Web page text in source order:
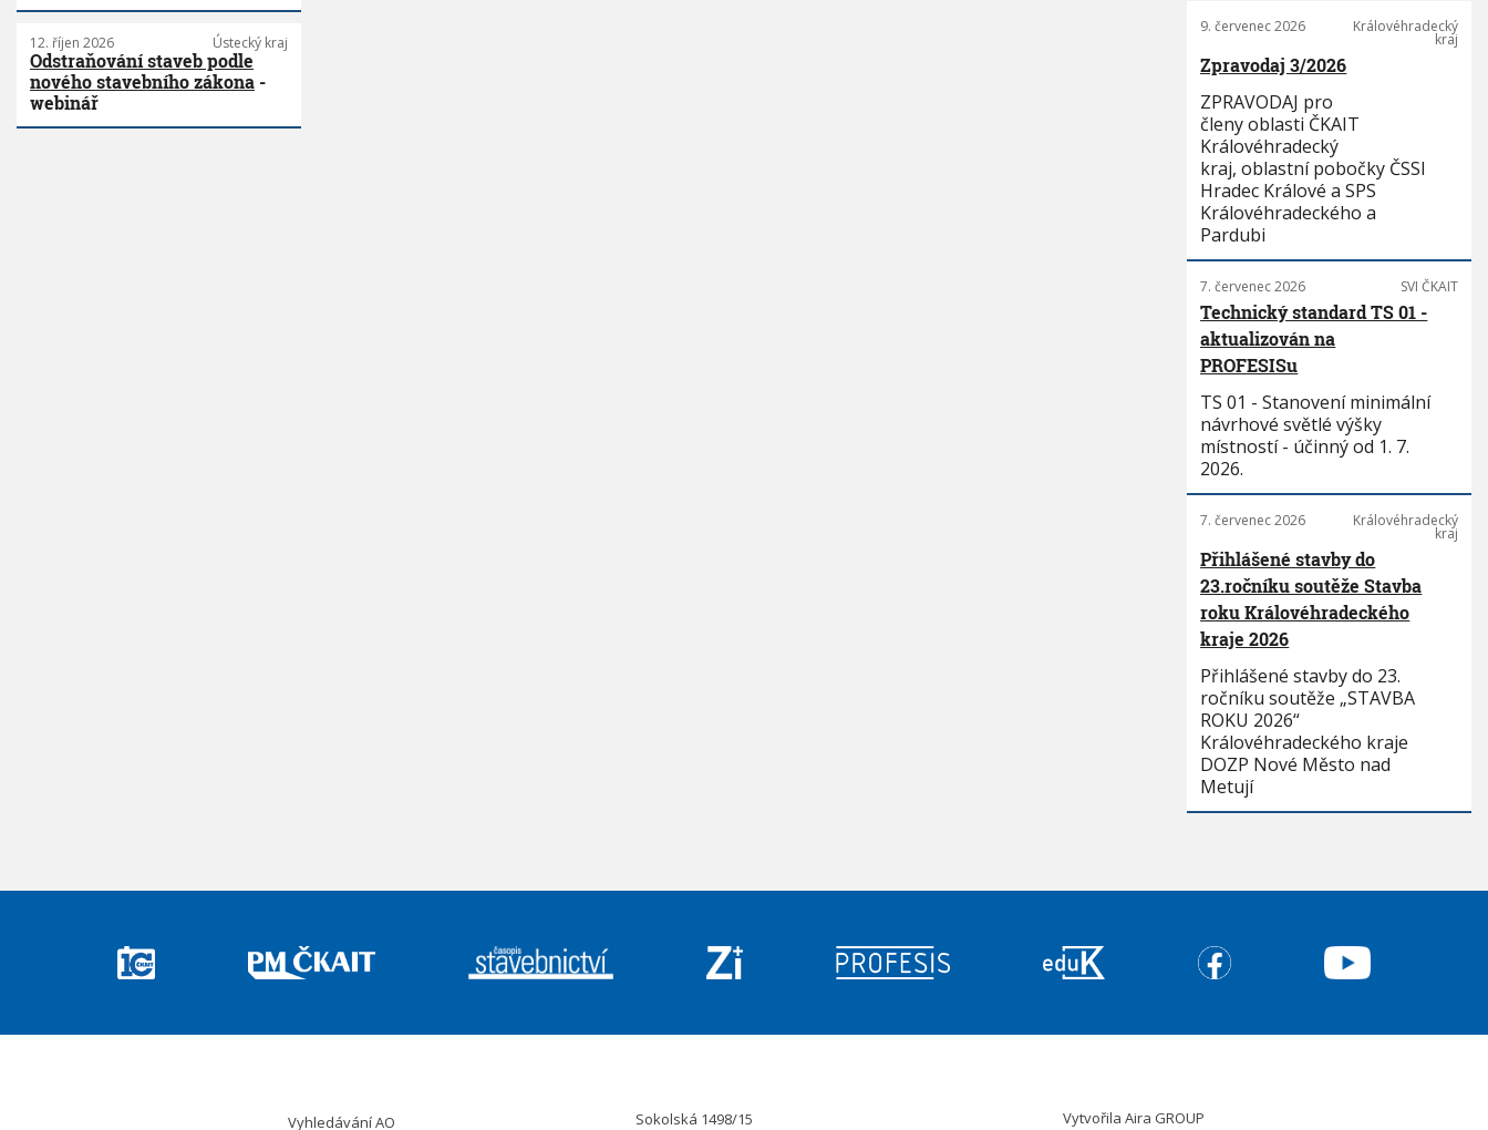
12. říjen 2026 Ústecký kraj
Odstraňování staveb podle
nového stavebního zákona -
webinář
9. červenec 2026 Královéhradecký
kraj
Zpravodaj 3/2026
ZPRAVODAJ pro
členy oblasti ČKAIT
Královéhradecký
kraj, oblastní pobočky ČSSI
Hradec Králové a SPS
Královéhradeckého a
Pardubi
7. červenec 2026 SVI ČKAIT
Technický standard TS 01 -
aktualizován na
PROFESISu
TS 01 - Stanovení minimální
návrhové světlé výšky
místností - účinný od 1. 7.
2026.
7. červenec 2026 Královéhradecký
kraj
Přihlášené stavby do
23.ročníku soutěže Stavba
roku Královéhradeckého
kraje 2026
Přihlášené stavby do 23.
ročníku soutěže „STAVBA
ROKU 2026“
Královéhradeckého kraje
DOZP Nové Město nad
Metují
Vyhledávání AO Sokolská 1498/15 VytvořilaAira GROUP